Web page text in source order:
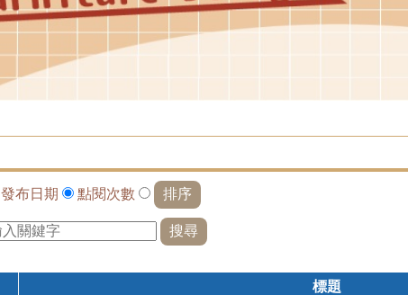
發布日期 點閱次數
標題